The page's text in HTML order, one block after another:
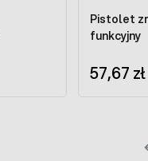
Pistolet zraszający
funkcyjny
57,67 zł